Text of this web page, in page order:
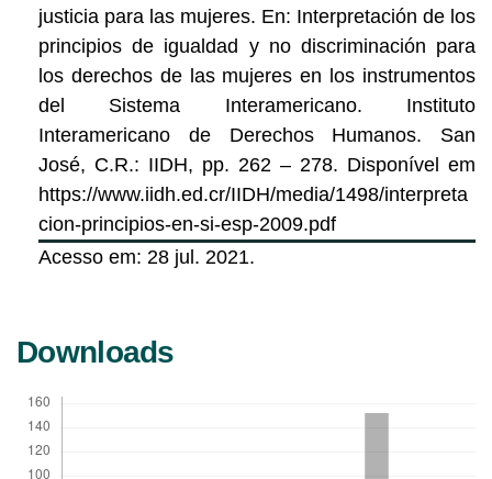
justicia para las mujeres. En: Interpretación de los
principios de igualdad y no discriminación para
los derechos de las mujeres en los instrumentos
del Sistema Interamericano. Instituto
Interamericano de Derechos Humanos. San
José, C.R.: IIDH, pp. 262 – 278. Disponível em
https://www.iidh.ed.cr/IIDH/media/1498/interpreta
cion-principios-en-si-esp-2009.pdf
Acesso em: 28 jul. 2021.
Downloads